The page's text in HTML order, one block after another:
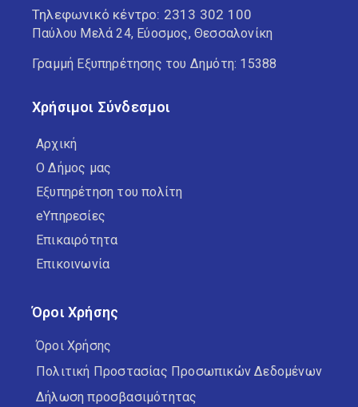
Τηλεφωνικό κέντρο: 2313 302 100
Παύλου Μελά 24, Εύοσμος, Θεσσαλονίκη
Γραμμή Εξυπηρέτησης του Δημότη: 15388
Χρήσιμοι Σύνδεσμοι
Αρχική
Ο Δήμος μας
Εξυπηρέτηση του πολίτη
eΥπηρεσίες
Επικαιρότητα
Επικοινωνία
Όροι Χρήσης
Όροι Χρήσης
Πολιτική Προστασίας Προσωπικών Δεδομένων
Δήλωση προσβασιμότητας